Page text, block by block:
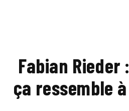
Fabian Rieder
ça ressemble